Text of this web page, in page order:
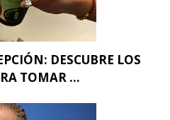
DESCUBRE LOS
TOMAR ...